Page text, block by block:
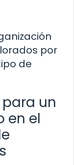
por
de
un
en el